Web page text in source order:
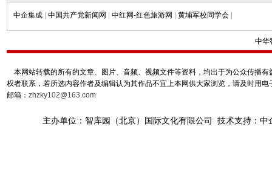
中企集成 中国共产党新闻网 中红网-红色旅游网 黄埔军校同学会
中华
本网站转载的所有的文章、图片、音频、视频文件等资料，均出于为公众传播
权者联系，若所选内容作者及编辑认为其作品不宜上本网供大家浏览，请及时用
邮箱： zhzky102@163.com
主办单位：智库园（北京）国际文化有限公司 技术支持：